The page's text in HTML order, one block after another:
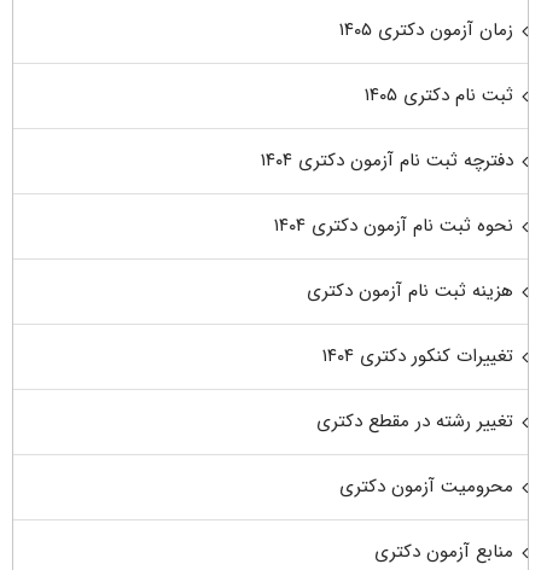
زمان آزمون دکتری ۱۴۰۵
ثبت نام دکتری ۱۴۰۵
دفترچه ثبت نام آزمون دکتری ۱۴۰۴
نحوه ثبت نام آزمون دکتری ۱۴۰۴
هزینه ثبت نام آزمون دکتری
تغییرات کنکور دکتری ۱۴۰۴
تغییر رشته در مقطع دکتری
محرومیت آزمون دکتری
منابع آزمون دکتری